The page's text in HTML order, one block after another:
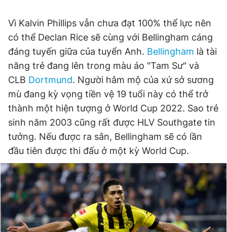
Vì Kalvin Phillips vẫn chưa đạt 100% thể lực nên
có thể Declan Rice sẽ cùng với Bellingham cáng
đáng tuyến giữa của tuyển Anh. Bellingham là tài
năng trẻ đang lên trong màu áo "Tam Sư" và
CLB Dortmund. Người hâm mộ của xứ sở sương
mù đang kỳ vọng tiền vệ 19 tuổi này có thể trở
thành một hiện tượng ở World Cup 2022. Sao trẻ
sinh năm 2003 cũng rất được HLV Southgate tin
tưởng. Nếu được ra sân, Bellingham sẽ có lần
đầu tiên được thi đấu ở một kỳ World Cup.